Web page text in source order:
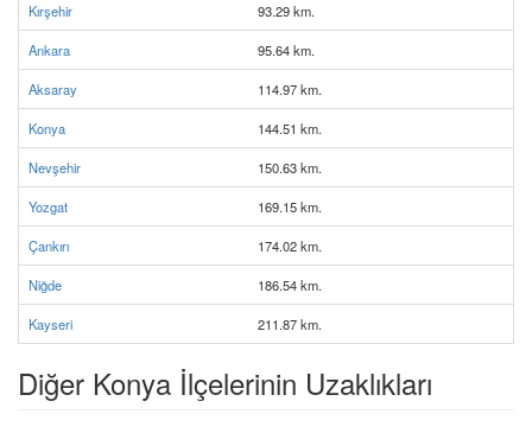
Kırşehir 93.29 km.
Ankara 95.64 km.
Aksaray 114.97 km.
Konya 144.51 km.
Nevşehir 150.63 km.
Yozgat 169.15 km.
Çankırı 174.02 km.
Niğde 186.54 km.
Kayseri 211.87 km.
Diğer Konya İlçelerinin Uzaklıkları